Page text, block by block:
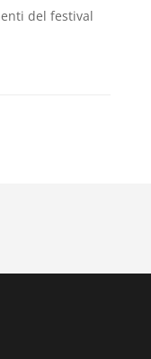
del festival